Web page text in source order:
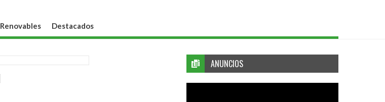
Renovables Destacados
ANUNCIOS